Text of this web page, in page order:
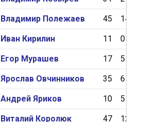
Владимир Полежаев 45 14
Иван Кирилин 11 0
Егор Мурашев 17 5
Ярослав Овчинников 35 6
Андрей Яриков 10 5
Виталий Королюк 47 12